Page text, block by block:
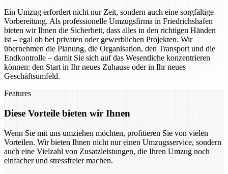
Ein Umzug erfordert nicht nur Zeit, sondern auch eine sorgfältige
Vorbereitung. Als professionelle Umzugsfirma in Friedrichshafen
bieten wir Ihnen die Sicherheit, dass alles in den richtigen Händen
ist – egal ob bei privaten oder gewerblichen Projekten. Wir
übernehmen die Planung, die Organisation, den Transport und die
Endkontrolle – damit Sie sich auf das Wesentliche konzentrieren
können: den Start in Ihr neues Zuhause oder in Ihr neues
Geschäftsumfeld.
Features
Diese Vorteile bieten wir Ihnen
Wenn Sie mit uns umziehen möchten, profitieren Sie von vielen
Vorteilen. Wir bieten Ihnen nicht nur einen Umzugsservice, sondern
auch eine Vielzahl von Zusatzleistungen, die Ihren Umzug noch
einfacher und stressfreier machen.